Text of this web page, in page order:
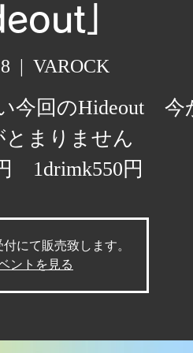
」
  |
VAROCK
今回のHideout 今
まりません
1drimk550円
にて販売致します。
ントを見る